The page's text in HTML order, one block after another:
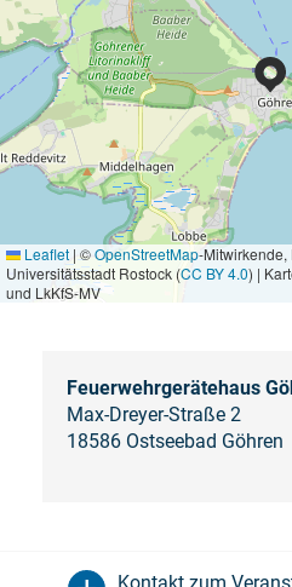
Leaflet | ©OpenStreetMap-
Universitätsstadt Rostock (CC BY 4.0) |
und LkKfS-MV
Feuerwehrgerätehaus
Max-Dreyer-Straße 2
18586 Ostseebad Göhren